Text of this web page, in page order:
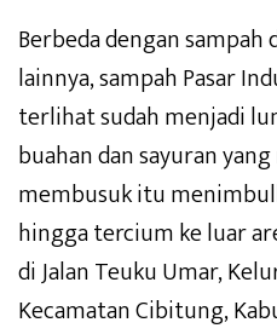
Berbeda dengan
lainnya, sampah Pasar
terlihat sudah menjadi
buahan dan sayuran
membusuk itu
hingga tercium ke luar
di Jalan Teuku Umar,
Kecamatan Cibitung,